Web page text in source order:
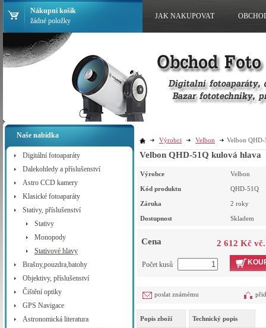
Naše nabídka
Digitální fotoaparáty
Dalekohledy a příslušenství
Astro CCD kamery
Klasické fotoaparáty
Stativy, příslušenství
Stativy
Monopody
Stativové hlavy
Brašny,pouzdra,batohy
Objektivy, příslušenství
Čištění optiky
GPS Navigace
Astronomická literatura
Výrobci Velbon Velbon
Velbon QHD-51Q kulová hlava
Výrobce Velbon
Kód produktu QHD-51Q
Záruka 2 roky
Dostupnost Skladem
Cena 2 612 Kč
Počet kusů
poslat známému
Popis zboží Technický popis
Nákupní košík
žádné položky
JAK NAKUPOVAT